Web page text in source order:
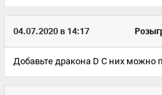
04.07.2020 в 14:17
Добавьте дракона D С них можно